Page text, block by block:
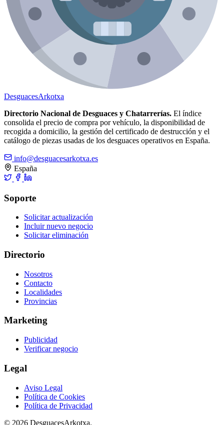
DesguacesArkotxa
Directorio Nacional de Desguaces y Chatarrerías. El índice
consolida el precio de compra por vehículo, la disponibilidad de
recogida a domicilio, la gestión del certificado de destrucción y el
catálogo de piezas usadas de los desguaces operativos en España.
info@desguacesarkotxa.es
España
Soporte
Solicitar actualización
Incluir nuevo negocio
Solicitar eliminación
Directorio
Nosotros
Contacto
Localidades
Provincias
Marketing
Publicidad
Verificar negocio
Legal
Aviso Legal
Política de Cookies
Política de Privacidad
© 2026 DesguacesArkotxa.